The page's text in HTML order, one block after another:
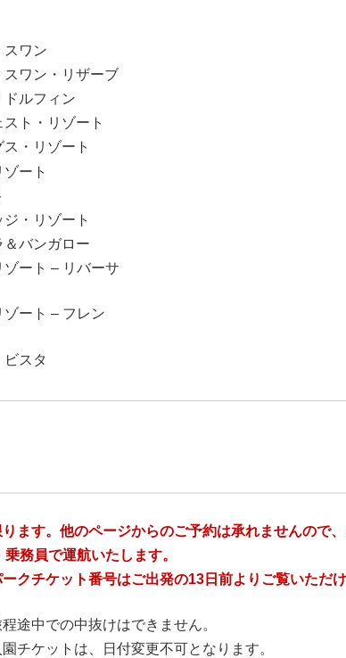
スワン
スワン・リザーブ
ドルフィン
ト・リゾート
・リゾート
ート
・リゾート
バンガロー
ート – リバーサ
ート – フレン
ビスタ
ます。他のページからのご予約は承れませんので、
務員で運航いたします。
クチケット番号はご出発の13日前よりご覧いただ
途中での中抜けはできません。
チケットは、日付変更不可となります。